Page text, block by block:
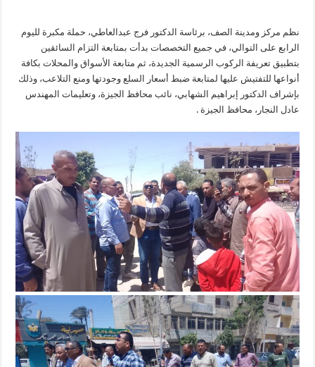
والتفتيش
على
المحلات
لضبط
الأسعار
بالأسواق
مغلقة
نظم مركز ومدينة الصف، برئاسة الدكتور فرج عبدالعاطي، حملة مكبرة لليوم
الرابع على التوالي، في جميع التخصصات بدأت بمتابعة التزام السائقين
بتطبيق تعريفة الركوب الرسمية الجديدة، ثم متابعة الأسواق والمحلات بكافة
أنواعها للتفتيش عليها لمتابعة ضبط أسعار السلع وجودتها ومنع التلاعب، وذلك
بإشراف الدكتور إبراهيم الشهابي، نائب محافظ الجيزة، وتعليمات المهندس
عادل النجار، محافظ الجيزة .